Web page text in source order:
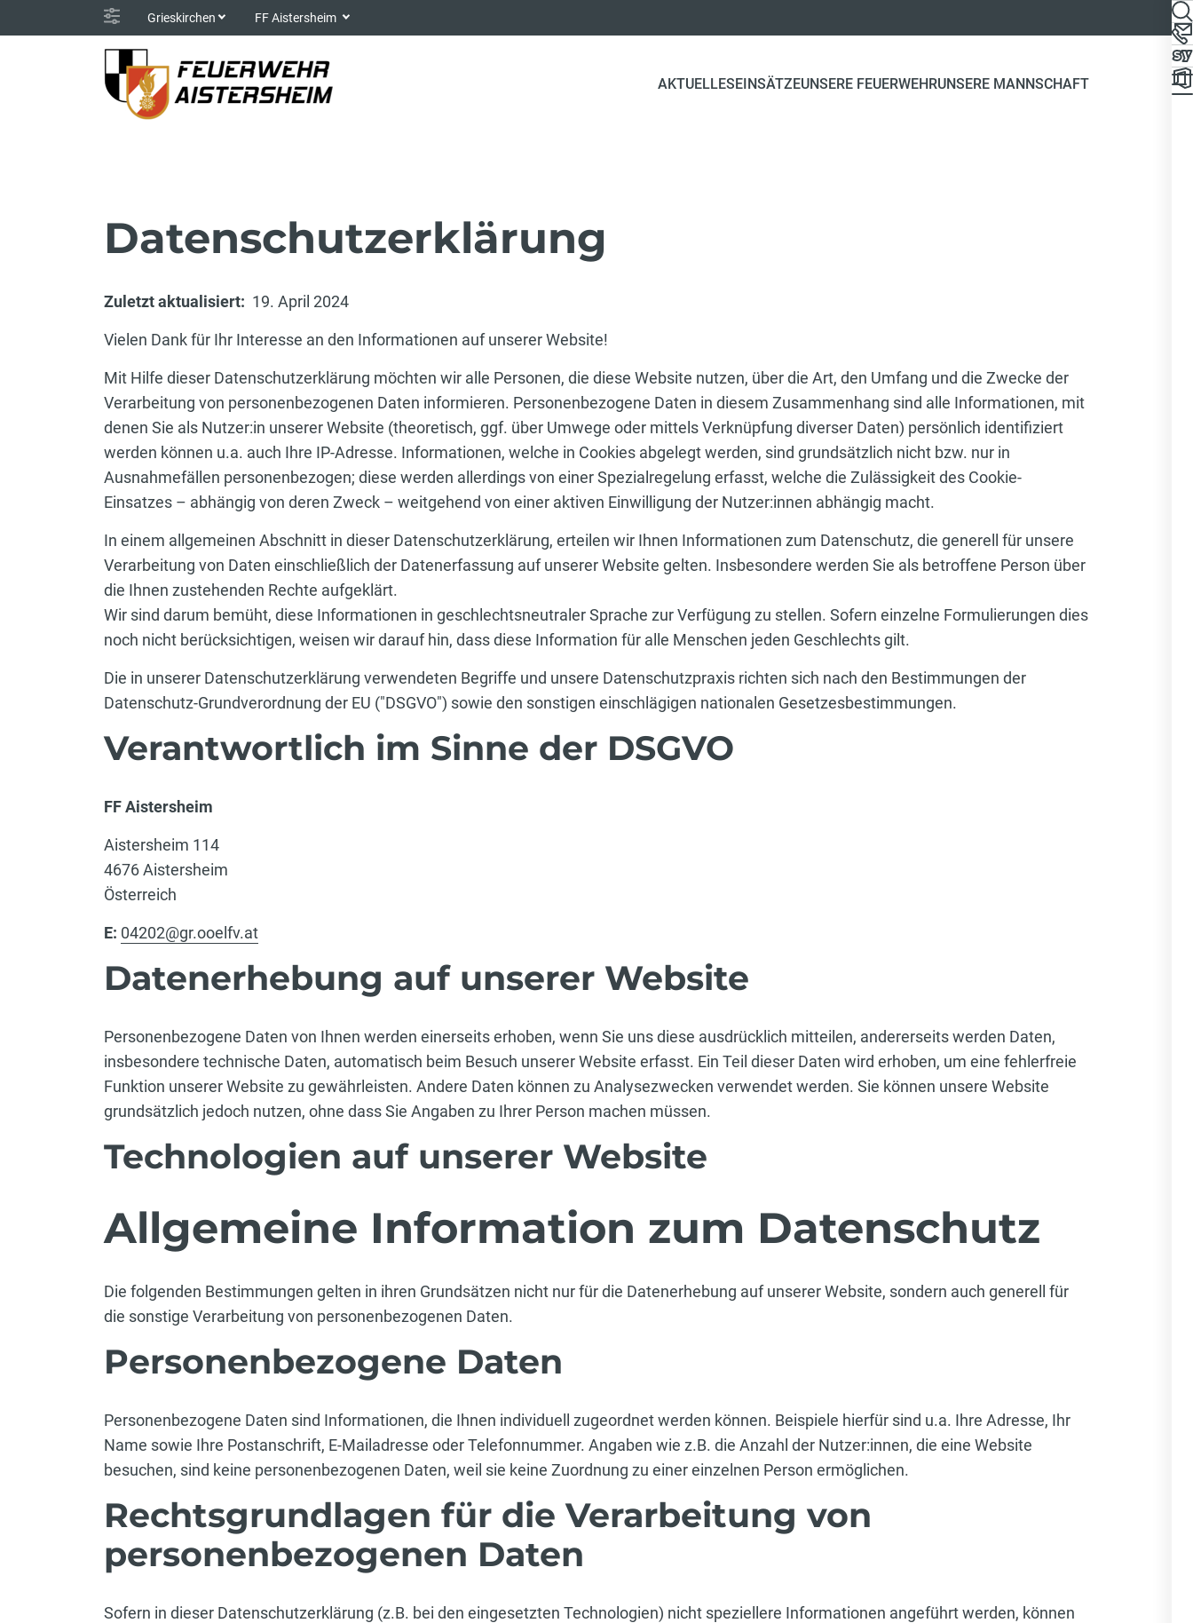
Grieskirchen FF Aistersheim
AKTUELLESEINSÄTZEUNSERE FEUERWEHRUNSERE MANNSCHAFT
Datenschutzerklärung
Zuletzt aktualisiert: 19. April 2024
Vielen Dank für Ihr Interesse an den Informationen auf unserer Website!
Mit Hilfe dieser Datenschutzerklärung möchten wir alle Personen, die diese Website nutzen, über die Art, den Umfang und die Zwecke der
Verarbeitung von personenbezogenen Daten informieren. Personenbezogene Daten in diesem Zusammenhang sind alle Informationen, mit
denen Sie als Nutzer:in unserer Website (theoretisch, ggf. über Umwege oder mittels Verknüpfung diverser Daten) persönlich identifiziert
werden können u.a. auch Ihre IP-Adresse. Informationen, welche in Cookies abgelegt werden, sind grundsätzlich nicht bzw. nur in
Ausnahmefällen personenbezogen; diese werden allerdings von einer Spezialregelung erfasst, welche die Zulässigkeit des Cookie-
Einsatzes – abhängig von deren Zweck – weitgehend von einer aktiven Einwilligung der Nutzer:innen abhängig macht.
In einem allgemeinen Abschnitt in dieser Datenschutzerklärung, erteilen wir Ihnen Informationen zum Datenschutz, die generell für unsere
Verarbeitung von Daten einschließlich der Datenerfassung auf unserer Website gelten. Insbesondere werden Sie als betroffene Person über
die Ihnen zustehenden Rechte aufgeklärt.
Wir sind darum bemüht, diese Informationen in geschlechtsneutraler Sprache zur Verfügung zu stellen. Sofern einzelne Formulierungen dies
noch nicht berücksichtigen, weisen wir darauf hin, dass diese Information für alle Menschen jeden Geschlechts gilt.
Die in unserer Datenschutzerklärung verwendeten Begriffe und unsere Datenschutzpraxis richten sich nach den Bestimmungen der
Datenschutz-Grundverordnung der EU ("DSGVO") sowie den sonstigen einschlägigen nationalen Gesetzesbestimmungen.
Verantwortlich im Sinne der DSGVO
FF Aistersheim
Aistersheim 114
4676 Aistersheim
Österreich
E: 04202@gr.ooelfv.at
Datenerhebung auf unserer Website
Personenbezogene Daten von Ihnen werden einerseits erhoben, wenn Sie uns diese ausdrücklich mitteilen, andererseits werden Daten,
insbesondere technische Daten, automatisch beim Besuch unserer Website erfasst. Ein Teil dieser Daten wird erhoben, um eine fehlerfreie
Funktion unserer Website zu gewährleisten. Andere Daten können zu Analysezwecken verwendet werden. Sie können unsere Website
grundsätzlich jedoch nutzen, ohne dass Sie Angaben zu Ihrer Person machen müssen.
Technologien auf unserer Website
Allgemeine Information zum Datenschutz
Die folgenden Bestimmungen gelten in ihren Grundsätzen nicht nur für die Datenerhebung auf unserer Website, sondern auch generell für
die sonstige Verarbeitung von personenbezogenen Daten.
Personenbezogene Daten
Personenbezogene Daten sind Informationen, die Ihnen individuell zugeordnet werden können. Beispiele hierfür sind u.a. Ihre Adresse, Ihr
Name sowie Ihre Postanschrift, E-Mailadresse oder Telefonnummer. Angaben wie z.B. die Anzahl der Nutzer:innen, die eine Website
besuchen, sind keine personenbezogenen Daten, weil sie keine Zuordnung zu einer einzelnen Person ermöglichen.
Rechtsgrundlagen für die Verarbeitung von
personenbezogenen Daten
Sofern in dieser Datenschutzerklärung (z.B. bei den eingesetzten Technologien) nicht speziellere Informationen angeführt werden, können